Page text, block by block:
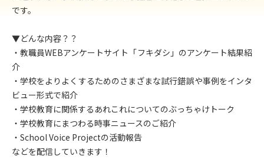
です。
▼どんな内容？？
・教職員WEBアンケートサイト「フキダシ」のアンケート結果紹
介
・学校をよりよくするためのさまざまな試行錯誤や事例をインタ
ビュー形式で紹介
・学校教育に関係するあれこれについてのぶっちゃけトーク
・学校教育にまつわる時事ニュースのご紹介
・School Voice Projectの活動報告
などを配信していきます！